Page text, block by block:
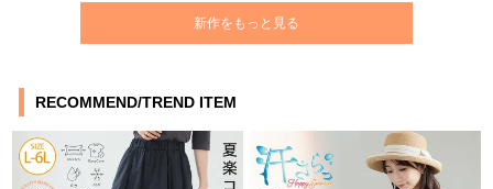
新作をもっと見る
RECOMMEND/TREND ITEM